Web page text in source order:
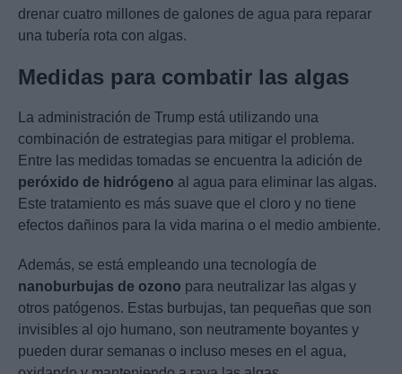
drenar cuatro millones de galones de agua para reparar
una tubería rota con algas.
Medidas para combatir las algas
La administración de Trump está utilizando una
combinación de estrategias para mitigar el problema.
Entre las medidas tomadas se encuentra la adición de
peróxido de hidrógeno al agua para eliminar las algas.
Este tratamiento es más suave que el cloro y no tiene
efectos dañinos para la vida marina o el medio ambiente.
Además, se está empleando una tecnología de
nanoburbujas de ozono para neutralizar las algas y
otros patógenos. Estas burbujas, tan pequeñas que son
invisibles al ojo humano, son neutramente boyantes y
pueden durar semanas o incluso meses en el agua,